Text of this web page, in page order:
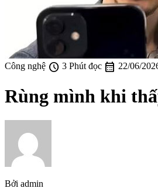
Công nghệ schedule 3 Phút đọc calendar_month 22/06/
Rùng mình khi
Bởi admin